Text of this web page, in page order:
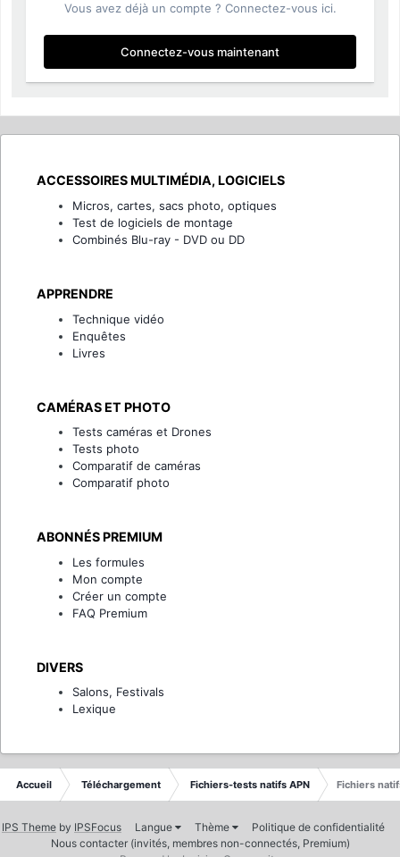
Vous avez déjà un compte ? Connectez-vous ici.
Connectez-vous maintenant
ACCESSOIRES MULTIMÉDIA, LOGICIELS
Micros, cartes, sacs photo, optiques
Test de logiciels de montage
Combinés Blu-ray - DVD ou DD
APPRENDRE
Technique vidéo
Enquêtes
Livres
CAMÉRAS ET PHOTO
Tests caméras et Drones
Tests photo
Comparatif de caméras
Comparatif photo
ABONNÉS PREMIUM
Les formules
Mon compte
Créer un compte
FAQ Premium
DIVERS
Salons, Festivals
Lexique
Accueil Téléchargement Fichiers-tests natifs APN Fichiers
IPS Theme by IPSFocus Langue Thème
Politique de confidentialité
Nous contacter (invités, membres non-connectés, Premium)